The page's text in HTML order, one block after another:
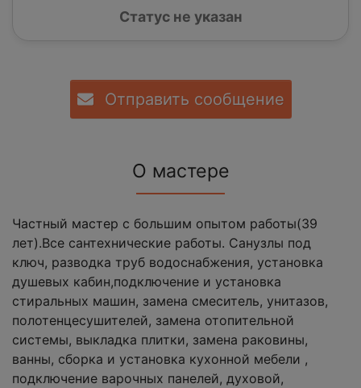
Статус не указан
Отправить сообщение
О мастере
Частный мастер с большим опытом работы(39
лет).Все сантехнические работы. Санузлы под
ключ, разводка труб водоснабжения, установка
душевых кабин,подключение и установка
стиральных машин, замена смеситель, унитазов,
полотенцесушителей, замена отопительной
системы, выкладка плитки, замена раковины,
ванны, сборка и установка кухонной мебели ,
подключение варочных панелей, духовой,